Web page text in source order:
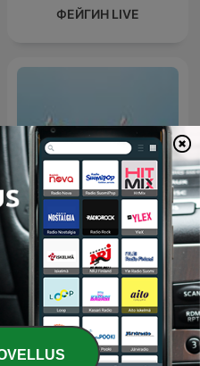
ФЕЙГИН LIVE
พี่อ้อยพี่ฉอด ตัวต่อตัว